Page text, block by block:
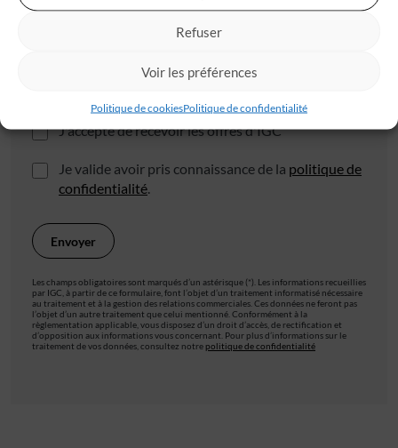
Refuser
Voir les préférences
Politique de cookiesPolitique de confidentialité
J'accepte de recevoir les offres d'IGC
Je valide avoir pris connaissance de la politique de
confidentialité.
Les champs obligatoires sont marqués d’un astérisque (*). Les informations recueillies
par IGC, à partir de ce formulaire, font l’objet d’un traitement informatisé nécessaire
au traitement et à la gestion des relations commerciales. Ces données ne feront pas
l’objet d’un autre traitement que celui mentionné. Conformément à la
règlementation applicable, vous disposez d’un droit d’accès, de rectification et
d’opposition aux informations vous concernant. Pour plus d’informations sur le
traitement de vos données, consultez notre politique de confidentialité